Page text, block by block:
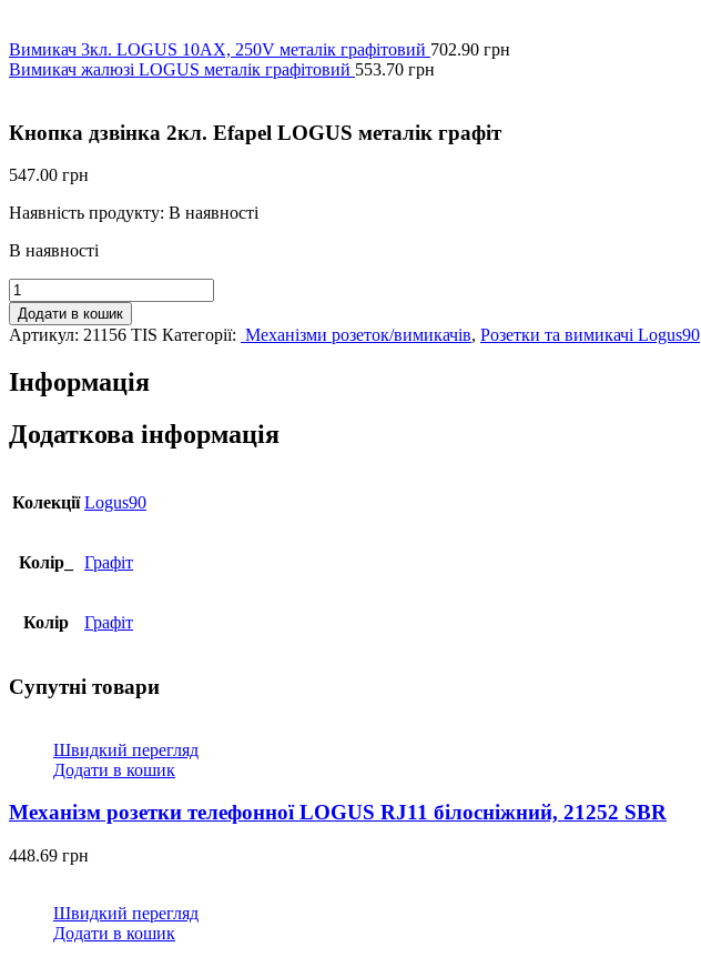
Вимикач 3кл. LOGUS 10АХ, 250V металік графітовий 702.90 грн
Вимикач жалюзі LOGUS металік графітовий 553.70 грн
Кнопка дзвінка 2кл. Efapel LOGUS металік графіт
547.00 грн
Наявність продукту: В наявності
В наявності
Кнопка
дзвінка
2кл.
Efapel
LOGUS
металік
кількість
Додати в кошик
Артикул: 21156 TIS Категорії: Механізми розеток/вимикачів, Розетки та вимикачі Logus90
Інформація
Додаткова інформація
Колекції Logus90
Колір_ Графіт
Колір Графіт
Супутні товари
Швидкий перегляд
Додати в кошик
Механізм розетки телефонної LOGUS RJ11 білосніжний, 21252 SBR
448.69 грн
Швидкий перегляд
Додати в кошик